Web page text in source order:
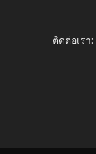
ติดต่อเรา: